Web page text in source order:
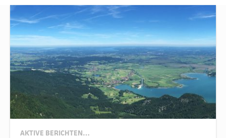
AKTIVE BERICHTEN…